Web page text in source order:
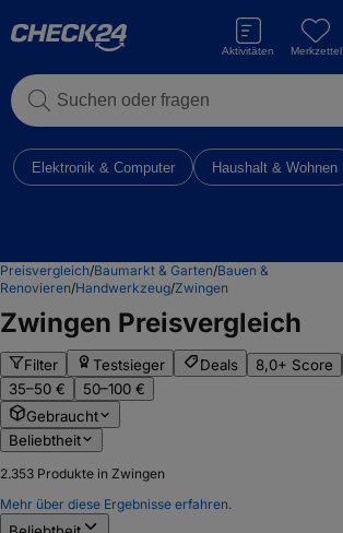
Suchen oder fragen
Aktivitäten Merkzettel
Elektronik & Computer Haushalt & Wohnen
Preisvergleich/Baumarkt & Garten/Bauen &
Renovieren/Handwerkzeug/Zwingen
Zwingen Preisvergleich
Filter Testsieger Deals 8,0+ Score
35–50 €
50–100 €
Gebraucht
Beliebtheit
2.353 Produkte in Zwingen
Mehr über diese Ergebnisse erfahren.